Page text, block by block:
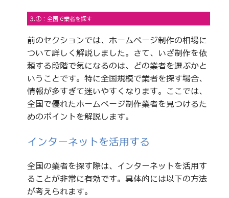
3.①：全国で業者を探す
前のセクションでは、ホームページ制作の相場に
ついて詳しく解説しました。さて、いざ制作を依
頼する段階で気になるのは、どの業者を選ぶかと
いうことです。特に全国規模で業者を探す場合、
情報が多すぎて迷いやすくなります。ここでは、
全国で優れたホームページ制作業者を見つけるた
めのポイントを解説します。
インターネットを活用する
全国の業者を探す際は、インターネットを活用す
ることが非常に有効です。具体的には以下の方法
が考えられます。